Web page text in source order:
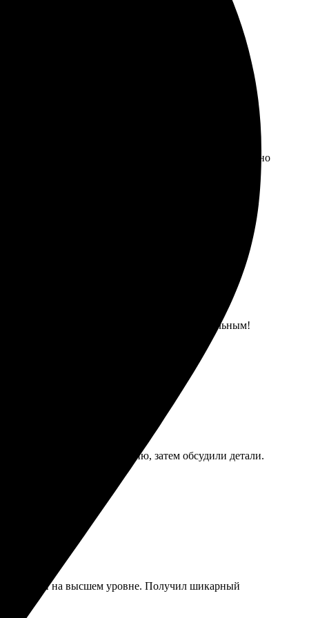
оперативно. Очень рада, что выбрала вас,
удобный, всё быстро и ясно. Доставка пришла точно
всем.
выбрала стиль и размер, затем загрузила
выполнена быстро и качественно.
порадовать себя или близких чем-то уникальным!
Отправил фотографию, затем обсудили детали.
на высшем уровне. Получил шикарный